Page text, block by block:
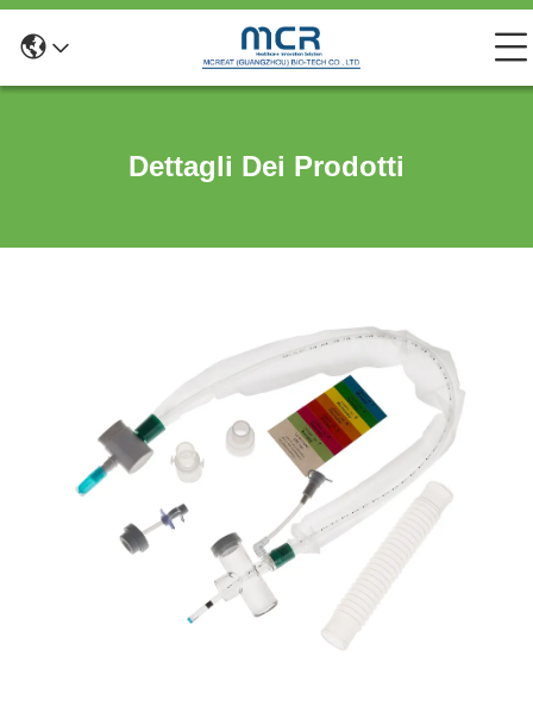
Dettagli Dei Prodotti